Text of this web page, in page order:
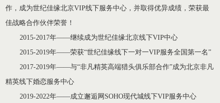
作，成为世纪佳缘北京VIP线下服务中心，并取得优异成绩，荣获最
佳战略合作伙伴荣誉！
2015-2017年——继续成为世纪佳缘北京线下VIP中心
2015-2019年——荣获“世纪佳缘线下一对一VIP服务全国第一名”
2017-2019年——与“非凡精英高端猎头俱乐部合作”成为北京非凡
精英线下婚恋服务中心
2019-2022年——成立邂逅网SOHO现代城线下VIP服务中心